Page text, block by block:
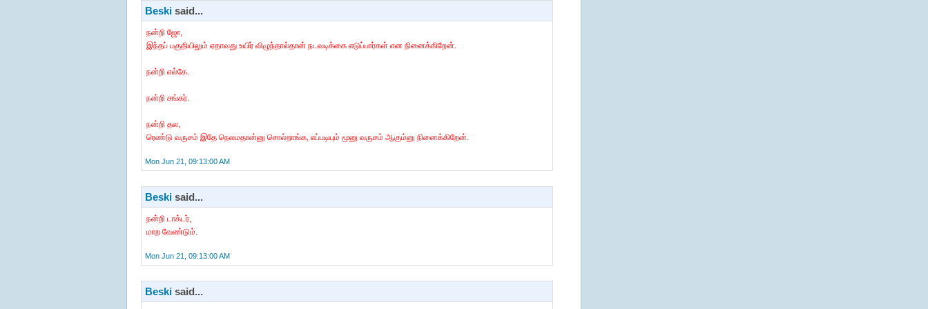
Beskisaid...
நன்றி ஜோ,
இந்தப் பகுதியிலும் ஏதாவது உயிர் விழுந்தால்தான் நடவடிக்கை எடுப்பார்கள் என நினைக்கிறேன்.
நன்றி எல்கே.
நன்றி சங்கர்.
நன்றி தல,
ரெண்டு வருசம் இதே நெலமதான்னு சொல்றாங்க, எப்படியும் மூனு வருசம் ஆகும்னு நினைக்கிறேன்.
Mon Jun 21, 09:13:00 AM
Beskisaid...
நன்றி டாக்டர்,
மாற வேண்டும்.
Mon Jun 21, 09:13:00 AM
Beskisaid...